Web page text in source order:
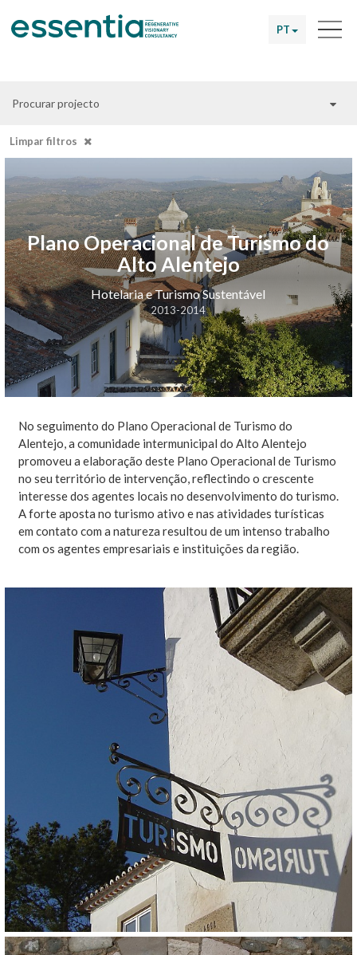
PT
Procurar projecto
Limpar filtros
Plano Operacional de Turismo do
Alto Alentejo
Hotelaria e Turismo Sustentável
2013-2014
No seguimento do Plano Operacional de Turismo do
Alentejo, a comunidade intermunicipal do Alto Alentejo
promoveu a elaboração deste Plano Operacional de Turismo
no seu território de intervenção, reflectindo o crescente
interesse dos agentes locais no desenvolvimento do turismo.
A forte aposta no turismo ativo e nas atividades turísticas
em contato com a natureza resultou de um intenso trabalho
com os agentes empresariais e instituições da região.